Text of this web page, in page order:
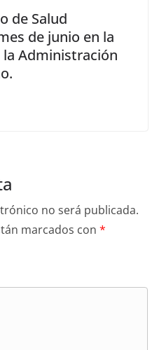
de Salud
de junio en la
la Administración
no será publicada.
marcados con *